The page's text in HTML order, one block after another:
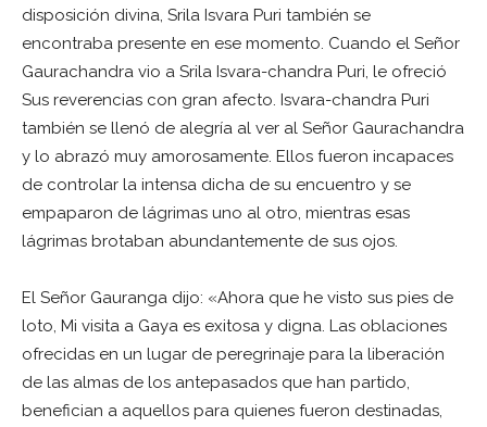
disposición divina, Srila Isvara Puri también se
encontraba presente en ese momento. Cuando el Señor
Gaurachandra vio a Srila Isvara-chandra Puri, le ofreció
Sus reverencias con gran afecto. Isvara-chandra Puri
también se llenó de alegría al ver al Señor Gaurachandra
y lo abrazó muy amorosamente. Ellos fueron incapaces
de controlar la intensa dicha de su encuentro y se
empaparon de lágrimas uno al otro, mientras esas
lágrimas brotaban abundantemente de sus ojos.
El Señor Gauranga dijo: «Ahora que he visto sus pies de
loto, Mi visita a Gaya es exitosa y digna. Las oblaciones
ofrecidas en un lugar de peregrinaje para la liberación
de las almas de los antepasados que han partido,
benefician a aquellos para quienes fueron destinadas,